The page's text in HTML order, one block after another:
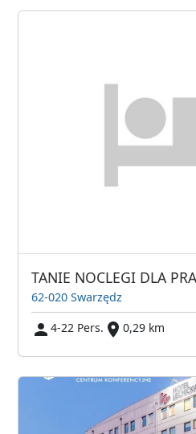
62-020 Swarzędz
4-22 Pers.
0,29 km